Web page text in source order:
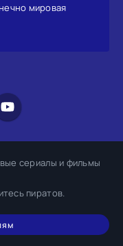
мировая
сериалы и фильмы
пиратов.